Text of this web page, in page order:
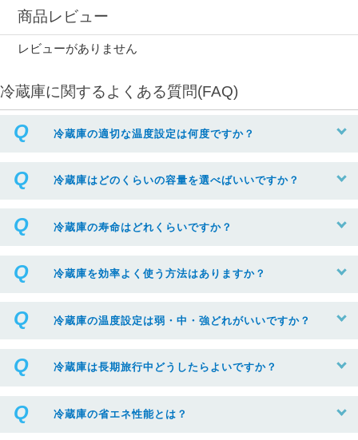
商品レビュー
レビューがありません
冷蔵庫に関するよくある質問(FAQ)
冷蔵庫の適切な温度設定は何度ですか？
冷蔵庫はどのくらいの容量を選べばいいですか？
冷蔵庫の寿命はどれくらいですか？
冷蔵庫を効率よく使う方法はありますか？
冷蔵庫の温度設定は弱・中・強どれがいいですか？
冷蔵庫は長期旅行中どうしたらよいですか？
冷蔵庫の省エネ性能とは？